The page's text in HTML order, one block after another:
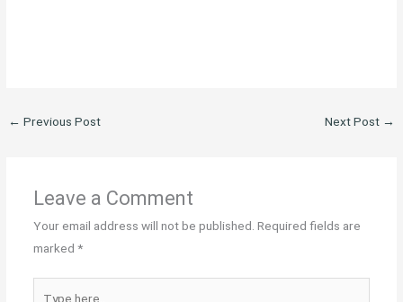
← Previous Post Next Post →
Leave a Comment
Your email address will not be published. Required fields are
marked *